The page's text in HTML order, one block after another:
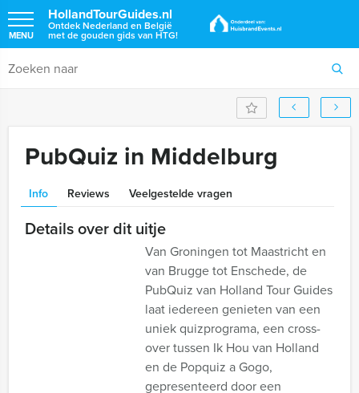
HollandTourGuides.nl
Ontdek Nederland en België
met de gouden gids van HTG!
MENU
PubQuiz in Middelburg
Info Reviews Veelgestelde vragen
Details over dit uitje
Van Groningen tot Maastricht en
van Brugge tot Enschede, de
PubQuiz van Holland Tour Guides
laat iedereen genieten van een
uniek quizprograma, een cross-
over tussen Ik Hou van Holland
en de Popquiz a Gogo,
gepresenteerd door een